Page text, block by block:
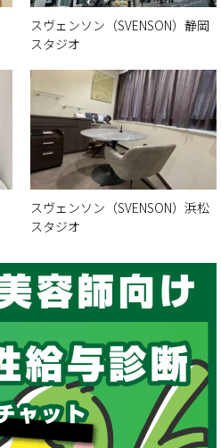
スヴェンソン（SVENSON）静岡
スタジオ
スヴェンソン（SVENSON）浜松
スタジオ